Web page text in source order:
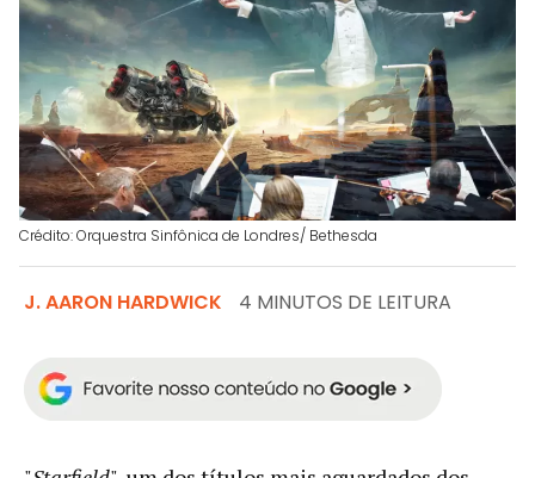
Crédito: Orquestra Sinfônica de Londres/ Bethesda
J. AARON HARDWICK 4 MINUTOS DE LEITURA